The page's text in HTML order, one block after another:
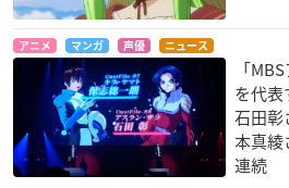
アニメ マンガ 声優 ニュース
「
を代表
石田彰
本真綾
連続